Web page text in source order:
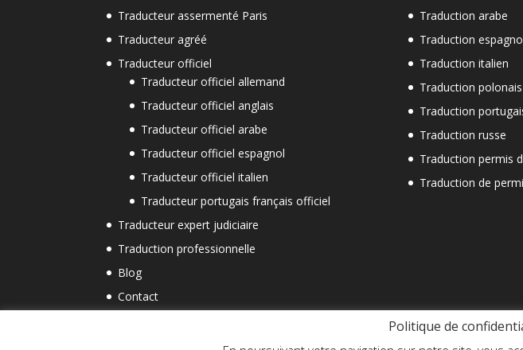
Traducteur assermenté Paris
Traducteur agréé
Traducteur officiel
Traducteur officiel allemand
Traducteur officiel anglais
Traducteur officiel arabe
Traducteur officiel espagnol
Traducteur officiel italien
Traducteur portugais français officiel
Traducteur expert judiciaire
Traduction professionnelle
Blog
Contact
Politique de confidencialité
Traduction arabe
Traduction
Traduction italien
Traduction polonais
Traduction
Traduction russe
Traduction permis
Traduction de
Politique de